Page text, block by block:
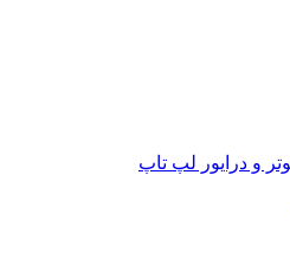
و درایور لپ تاپ